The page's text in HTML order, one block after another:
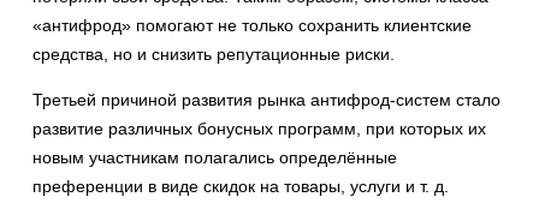
«антифрод» помогают не только сохранить клиентские
средства, но и снизить репутационные риски.
Третьей причиной развития рынка антифрод-систем стало
развитие различных бонусных программ, при которых их
новым участникам полагались определённые
преференции в виде скидок на товары, услуги и т. д.